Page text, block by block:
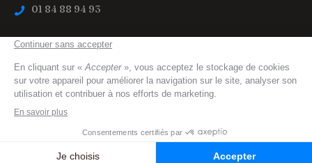
01 84 88 94 93
contact@trouver-maison-de-retraite.fr
trouver-maison-de-retraite.fr© 2023 All Right